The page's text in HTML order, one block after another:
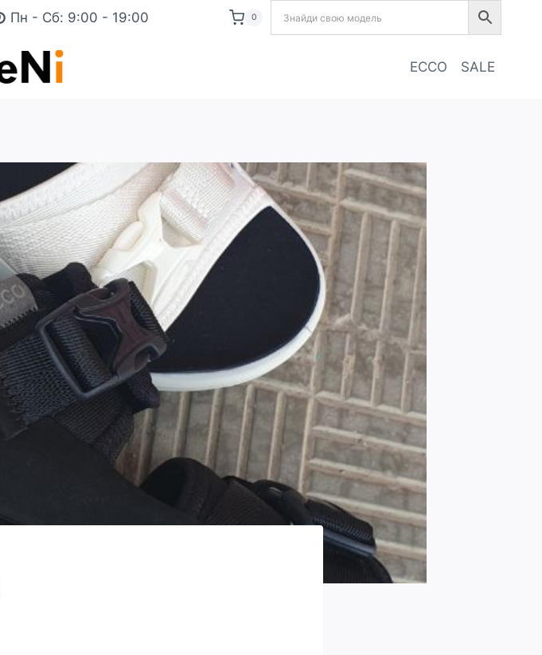
Пн - Сб: 9:00 - 19:00 0
ECCO SALE